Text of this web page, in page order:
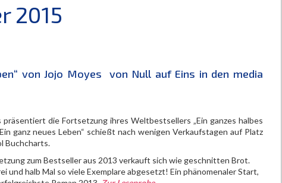
2015
von Jojo Moyes von Null auf Eins in den media
die Fortsetzung ihres Weltbestsellers „Ein ganzes halbes
ganz neues Leben“ schießt nach wenigen Verkaufstagen auf Platz
Buchcharts.
zum Bestseller aus 2013 verkauft sich wie geschnitten Brot.
halb Mal so viele Exemplare abgesetzt! Ein phänomenaler Start,